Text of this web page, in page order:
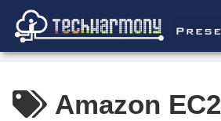
Amazon EC2